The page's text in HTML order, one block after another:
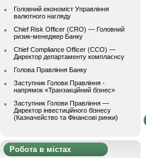
Головний економіст Управління
валютного нагляду
Chief Risk Officer (CRO) — Головний
ризик-менеджер Банку
Chief Compliance Officer (CCO) —
Директор департаменту комплаєнсу
Голова Правління Банку
Заступник Голови Правління -
напрямок «Транзакційний бізнес»
Заступник Голови Правління —
Директор інвестиційного бізнесу
(Казначейство та Фінансові ринки)
Робота в містах